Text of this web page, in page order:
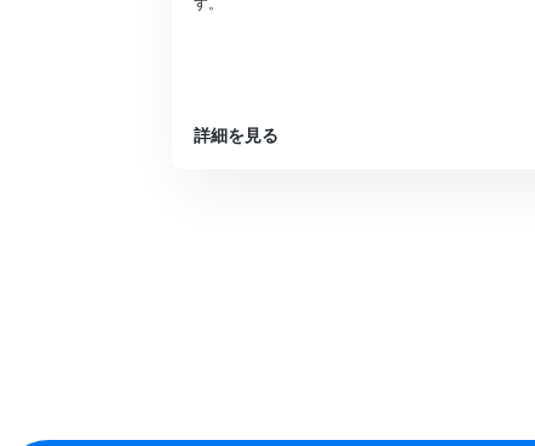
す。
詳細を見る